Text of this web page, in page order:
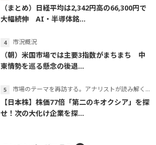
（まとめ）日経平均は2,342円高の66,300円で
大幅続伸 AI・半導体銘...
市況概況
（朝）米国市場では主要3指数がまちまち 中
東情勢を巡る懸念の後退...
市場のテーマを再訪する。アナリストが読み解くテーマの本質
【日本株】株価77倍「第二のキオクシア」を探
せ！次の大化け企業を探...